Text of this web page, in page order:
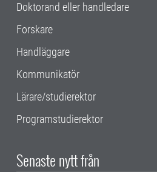
Doktorand eller handledare
Forskare
Handläggare
Kommunikatör
Lärare/studierektor
Programstudierektor
Senaste nytt från